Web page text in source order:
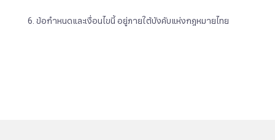
6. ข้อกำหนดและเงื่อนไขนี้ อยู่ภายใต้บังคับแห่งกฎหมายไทย